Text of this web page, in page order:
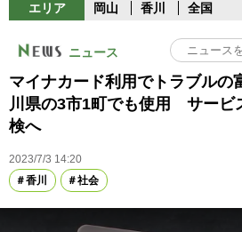
エリア 岡山 香川 全国
ニュース
マイナカード利用でトラブル
川県の3市1町でも使用 サービ
検へ
2023/7/3 14:20
香川
社会